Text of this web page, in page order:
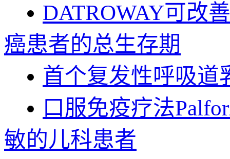
DATROWAY可改
癌患者的总生存期
首个复发性呼吸道
口服免疫疗法
敏的儿科患者